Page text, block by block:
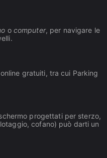
o computer, per navigare le
gratuiti, tra cui Parking
progettati per sterzo,
cofano) può darti un